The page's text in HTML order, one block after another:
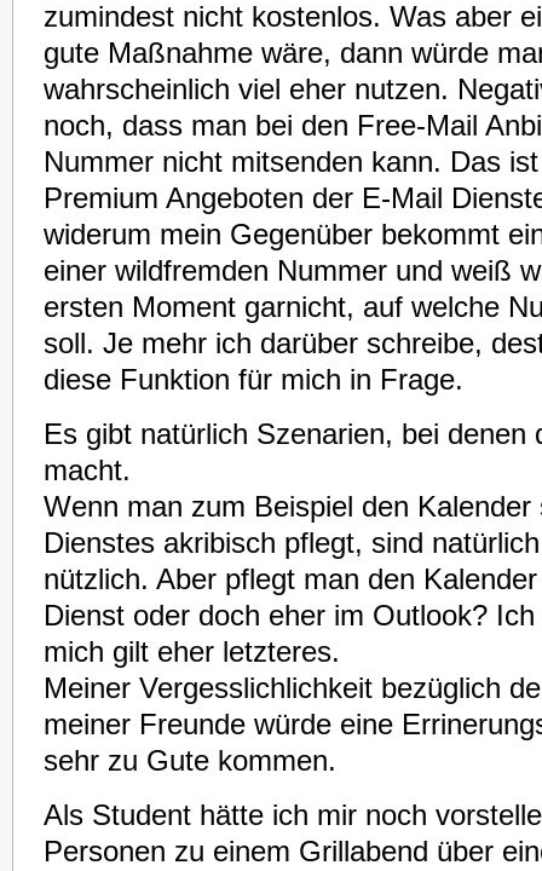
zumindest nicht kostenlos. Was aber
gute Maßnahme wäre, dann würde
wahrscheinlich viel eher nutzen.
noch, dass man bei den Free-Mail
Nummer nicht mitsenden kann. Das
Premium Angeboten der E-Mail
widerum mein Gegenüber bekommt
einer wildfremden Nummer und weiß
ersten Moment garnicht, auf welche
soll. Je mehr ich darüber schreibe,
diese Funktion für mich in Frage.
Es gibt natürlich Szenarien, bei denen
macht.
Wenn man zum Beispiel den Kalender
Dienstes akribisch pflegt, sind
nützlich. Aber pflegt man den
Dienst oder doch eher im Outlook?
mich gilt eher letzteres.
Meiner Vergesslichlichkeit bezüglich
meiner Freunde würde eine
sehr zu Gute kommen.
Als Student hätte ich mir noch
Personen zu einem Grillabend über